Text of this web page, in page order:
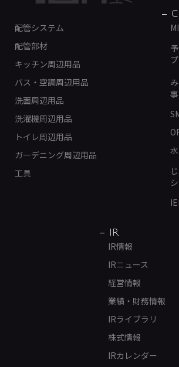
配管システム
配管部材
キッチン周辺用品
バス・空調周辺用品
洗面周辺用品
洗濯機周辺用品
トイレ周辺用品
ガーデニング周辺用品
工具
IR
IR情報
IRニュース
経営情報
業績・財務情報
IRライブラリ
株式情報
IRカレンダー